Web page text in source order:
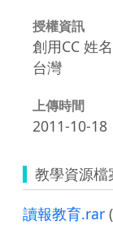
授權資訊
創用CC 姓
台灣
上傳時間
2011-10-18
教學資源檔
讀報教育.rar